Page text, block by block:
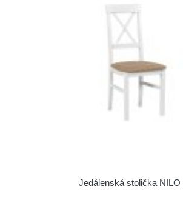
Jedálenská stolička NILO